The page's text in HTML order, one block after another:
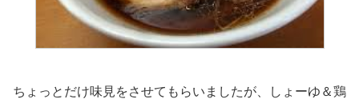
ちょっとだけ味見をさせてもらいましたが、しょーゆ＆鶏